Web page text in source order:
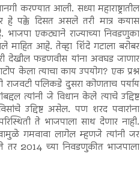
करण्यात आली. सध्या महाराष्ट्रातील
हे पक्के दिसत असले तरी मात्र कयास
भाजपा एकट्याने राज्याच्या निवडणुका
माहित आहे. तेव्हा शिंदे गटाला बरोबर
देखील फडणवीस यांना अवघड जाणार
केला त्याचा काय उपयोग? एक प्रश्न
राजवटी पलिकडे दुसरा कोणताच पर्याय
त्यांनी जे विधान केले त्याचे उद्दिष्ट
उद्दिष्ट असेल. पण शरद पवारांना
ते भाजपाला साथ देणार नाही.
गमवावा लागेल म्हणजे त्यांनी जर
2014 च्या निवडणुकीत भाजपाला